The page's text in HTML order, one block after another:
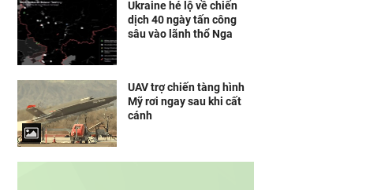
Ukraine hé lộ về chiến
dịch 40 ngày tấn công
sâu vào lãnh thổ Nga
UAV trợ chiến tàng hình
Mỹ rơi ngay sau khi cất
cánh